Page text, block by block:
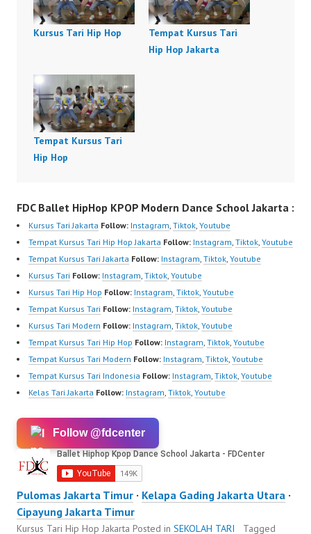
Kursus Tari Hip Hop
Tempat Kursus Tari
Hip Hop Jakarta
Tempat Kursus Tari
Hip Hop
FDC Ballet HipHop KPOP Modern Dance School Jakarta :
Kursus Tari Jakarta Follow: Instagram, Tiktok, Youtube
Tempat Kursus Tari Hip Hop Jakarta Follow: Instagram, Tiktok, Youtube
Tempat Kursus Tari Jakarta Follow: Instagram, Tiktok, Youtube
Kursus Tari Follow: Instagram, Tiktok, Youtube
Kursus Tari Hip Hop Follow: Instagram, Tiktok, Youtube
Tempat Kursus Tari Follow: Instagram, Tiktok, Youtube
Kursus Tari Modern Follow: Instagram, Tiktok, Youtube
Tempat Kursus Tari Hip Hop Follow: Instagram, Tiktok, Youtube
Tempat Kursus Tari Modern Follow: Instagram, Tiktok, Youtube
Tempat Kursus Tari Indonesia Follow: Instagram, Tiktok, Youtube
Kelas Tari Jakarta Follow: Instagram, Tiktok, Youtube
Follow @fdcenter
Pulomas Jakarta Timur · Kelapa Gading Jakarta Utara ·
Cipayung Jakarta Timur
Kursus Tari Hip Hop Jakarta Posted in SEKOLAH TARI Tagged